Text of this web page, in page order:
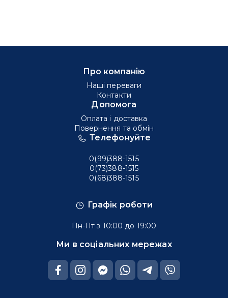
Графік роботи
Пн-Пт з 10:00 до 19:00
Ми в соціальних мережах
Телефонуйте
0(99)388-1515
0(73)388-1515
0(68)388-1515
Про компанію
Наші переваги
Контакти
Допомога
Оплата і доставка
Повернення та обмін